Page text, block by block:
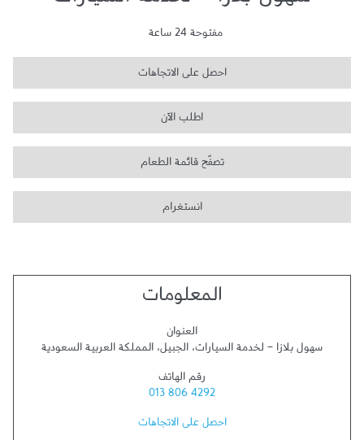
مفتوحة 24 ساعة
احصل على الاتجاهات
اطلب الآن
تصفّح قائمة الطعام
انستغرام
المعلومات
العنوان
سهول بلازا - لخدمة السيارات، الجبيل، المملكة العربية السعودية
رقم الهاتف
013 806 4292
احصل على الاتجاهات